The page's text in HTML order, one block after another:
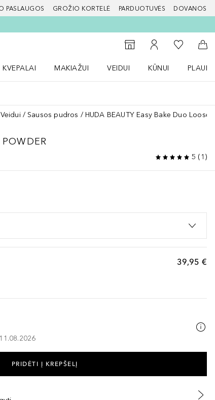
PASLAUGOS GROŽIO KORTELĖ PARDUOTUVĖS DOVANOS
Į parduotuvių paiešką
Į mano paskyrą
Į mano
Į
KVEPALAI
MAKIAŽUI
VEIDUI
KŪNUI
Veidui Sausos pudros HUDA BEAUTY Easy Bake Duo Loose
5 ( 1 )
39,95 €
PRIDĖTI Į KREPŠELĮ